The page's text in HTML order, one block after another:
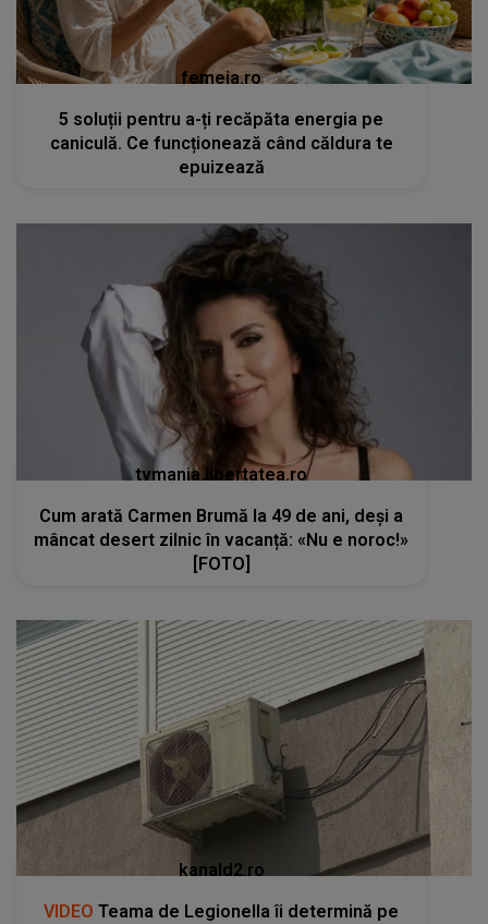
femeia.ro
5 soluții pentru a-ți recăpăta energia pe
caniculă. Ce funcționează când căldura te
epuizează
tvmania.libertatea.ro
Cum arată Carmen Brumă la 49 de ani, deși a
mâncat desert zilnic în vacanță: «Nu e noroc!»
[FOTO]
kanald2.ro
VIDEO Teama de Legionella îi determină pe